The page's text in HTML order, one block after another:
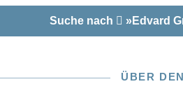
Suche nach »Edvard
ÜBER